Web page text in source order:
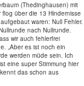
(Thedinghausen) mit
über die 13 Hindernisse
waren: Null Fehler.
nach Nullrunde.
wir auch fehlerfrei
„Aber es ist noch ein
werden müde sein. Ich
eine super Stimmung hier
das schon aus